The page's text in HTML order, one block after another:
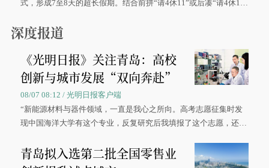
式，形成7至8天的超长假期。结合前拼“请4休11”或后凑“请4休1
深度报道
《光明日报》关注青岛：高校
创新与城市发展“双向奔赴”
08/07 08:12 / 光明日报客户端
“新能源材料与器件领域，一直是我心之所向。高考志愿征集时发
现中国海洋大学有这个专业，反复研究后我填报了这个志愿，还真
大学材料科学与工程学院材料类专业的录取通知书。
青岛拟入选第二批全国零售业